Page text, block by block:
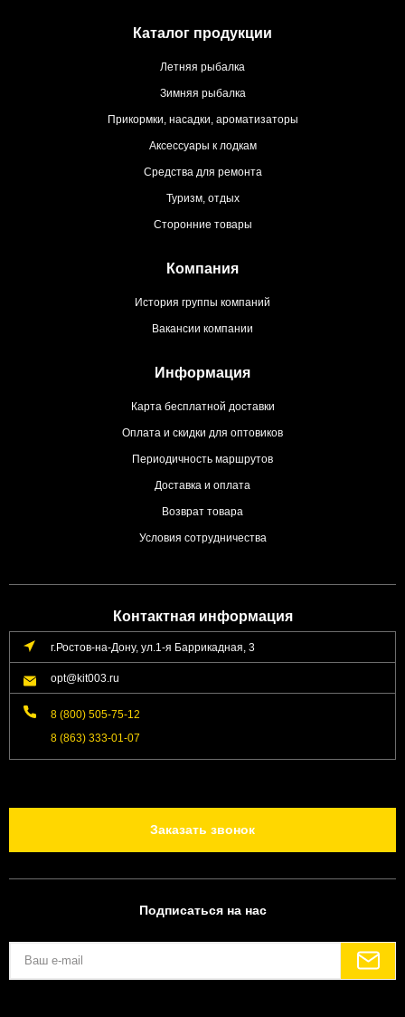
Каталог продукции
Летняя рыбалка
Зимняя рыбалка
Прикормки, насадки, ароматизаторы
Аксессуары к лодкам
Средства для ремонта
Туризм, отдых
Сторонние товары
Компания
История группы компаний
Вакансии компании
Информация
Карта бесплатной доставки
Оплата и скидки для оптовиков
Периодичность маршрутов
Доставка и оплата
Возврат товара
Условия сотрудничества
Контактная информация
г.Ростов-на-Дону, ул.1-я Баррикадная, 3
opt@kit003.ru
8 (800) 505-75-12
8 (863) 333-01-07
Заказать звонок
Подписаться на нас